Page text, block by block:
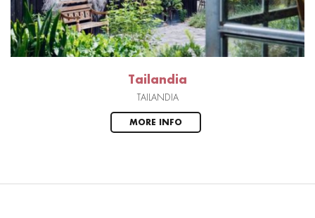
Tailandia
TAILANDIA
MORE INFO